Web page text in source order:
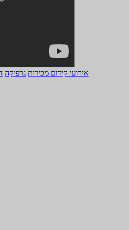
אירועי קידום מכירות גרפיקה